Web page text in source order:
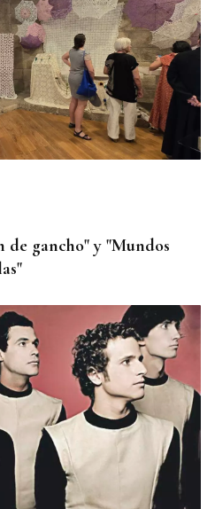
a migrantes que
la frontera con más
de gancho" y "Mundos